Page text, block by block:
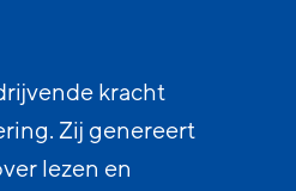
kracht
Zij genereert
lezen en